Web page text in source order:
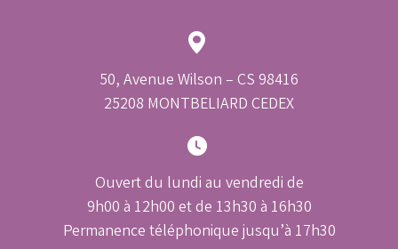
50, Avenue Wilson – CS 98416
25208 MONTBELIARD CEDEX
Ouvert du lundi au vendredi de
9h00 à 12h00 et de 13h30 à 16h30
Permanence téléphonique jusqu’à 17h30